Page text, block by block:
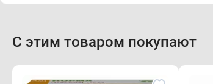
С этим товаром покупают